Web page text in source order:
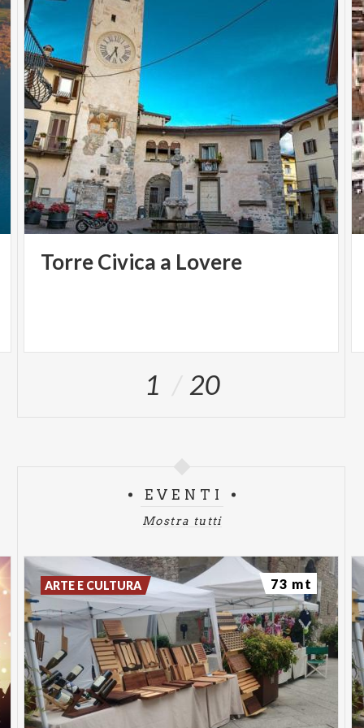
La vita di Abele tra versi e strofe. Dialoga con
l'autore: Grazia Milesi.
Letture di Aurora Ferrara.
Eventi patrocinati dal Comune di Lovere
TorreCivica a Lovere
1 20
EVENTI
Mostra tutti
ARTE E CULTURA 73 mt